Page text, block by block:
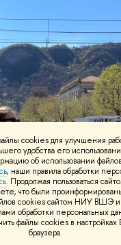
cookies для улучшения
удобства его
об использовании
, наши правила обработки
. Продолжая пользоваться
что были
cookies сайтом НИУ ВШЭ и
обработки персональных
файлы cookies в настройках
браузера.